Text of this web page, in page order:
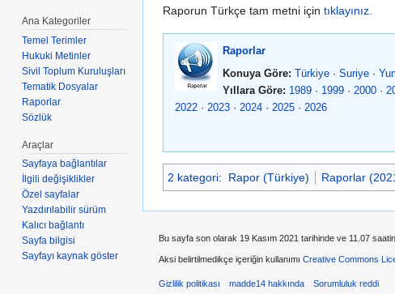
Raporun Türkçe tam metni için tıklayınız.
Raporlar
Konuya Göre: Türkiye· Suriye·
Yıllara Göre: 1989· 1999· 2000·
2022 · 2023 · 2024 · 2025 · 2026
2 kategori: Rapor (Türkiye) Raporlar
Ana Kategoriler
Temel Terimler
Hukuki Metinler
Sivil Toplum Kuruluşları
Tematik Dosyalar
Raporlar
Sözlük
Araçlar
Sayfaya bağlantılar
İlgili değişiklikler
Özel sayfalar
Yazdırılabilir sürüm
Kalıcı bağlantı
Sayfa bilgisi
Sayfayı kaynak göster
Bu sayfa son olarak 19 Kasım 2021 tarihinde ve 11.07
Aksi belirtilmedikçe içeriğin kullanımı Creative Commons
Gizlilik politikası madde14 hakkında Sorumluluk reddi